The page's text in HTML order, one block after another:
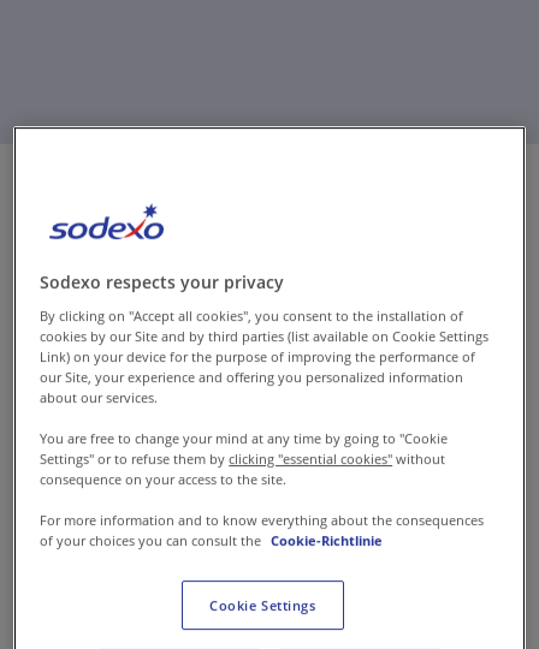
Leidenschaft fürs
Kochen ist
entscheidende
Faktor
Antonio Ferrary liebt das
der Hauptgrund, warum er sich
entschieden hat. „Ich habe
mich auf verschiedene Stellen
Sodexo respects your privacy
By clicking on "Accept all cookies", you consent to the installation of
cookies by our Site and by third parties (list available on Cookie Settings
Link) on your device for the purpose of improving the performance of
our Site, your experience and offering you personalized information
about our services.
You are free to change your mind at any time by going to "Cookie
Settings" or to refuse them byclicking "essential cookies" without
consequence on your access to the site.
For more information and to know everything about the consequences
of your choices you can consult the Cookie-Richtlinie
Cookie Settings